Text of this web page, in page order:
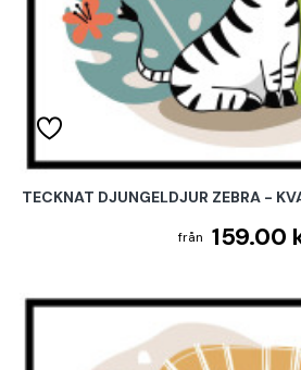
TECKNAT DJUNGELDJUR ZEBRA -
159.00